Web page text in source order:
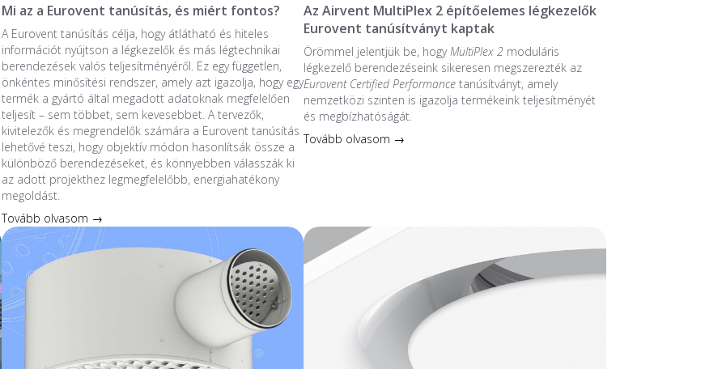
Mi az a Eurovent tanúsítás, és miért fontos?
A Eurovent tanúsítás célja, hogy átlátható és hiteles
információt nyújtson a légkezelők és más légtechnikai
berendezések valós teljesítményéről. Ez egy független,
önkéntes minősítési rendszer, amely azt igazolja, hogy egy
termék a gyártó által megadott adatoknak megfelelően
teljesít – sem többet, sem kevesebbet. A tervezők,
kivitelezők és megrendelők számára a Eurovent tanúsítás
lehetővé teszi, hogy objektív módon hasonlítsák össze a
különböző berendezéseket, és könnyebben válasszák ki
az adott projekthez legmegfelelőbb, energiahatékony
megoldást.
Tovább olvasom →
Az Airvent MultiPlex 2 építőelemes légkezelők
Eurovent tanúsítványt kaptak
Örömmel jelentjük be, hogyMultiPlex 2 moduláris
légkezelő berendezéseink sikeresen megszerezték az
Eurovent Certified Performance tanúsítványt, amely
nemzetközi szinten is igazolja termékeink teljesítményét
és megbízhatóságát.
Tovább olvasom →